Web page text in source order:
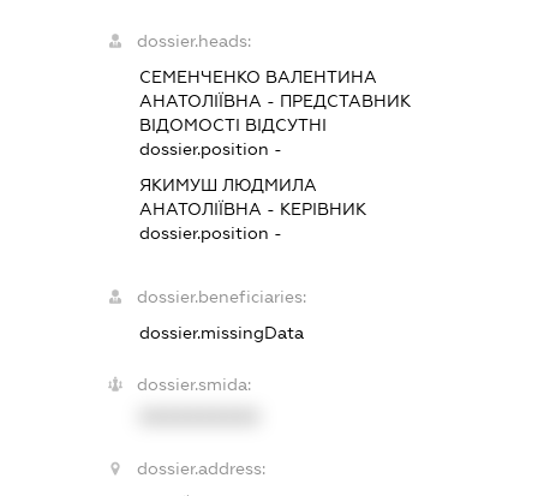
dossier.heads:
СЕМЕНЧЕНКО ВАЛЕНТИНА
АНАТОЛІЇВНА - ПРЕДСТАВНИК
ВІДОМОСТІ ВІДСУТНІ
dossier.position -
ЯКИМУШ ЛЮДМИЛА
АНАТОЛІЇВНА - КЕРІВНИК
dossier.position -
dossier.beneficiaries:
dossier.missingData
dossier.smida:
dossier.address: